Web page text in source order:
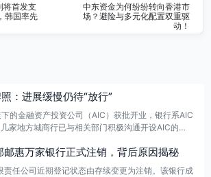
将首发支
韩国率先
中东资金为何纷纷转向香港市
场？避险与多元化配置双重驱
动！
：进展缓慢仍待“放行”
的金融资产投资公司（AIC）获批开业，银行系AIC
家地方城商行已与相关部门积极沟通开设AIC的事
沟通结果显示，AIC的扩容将主要限于国有和股份
纳入尚需观察股份行AIC的运营情况后再做决定。
邮惠万家银行正式注销，背后原因揭秘
责任公司近期登记状态由存续变更为注销。该银行成